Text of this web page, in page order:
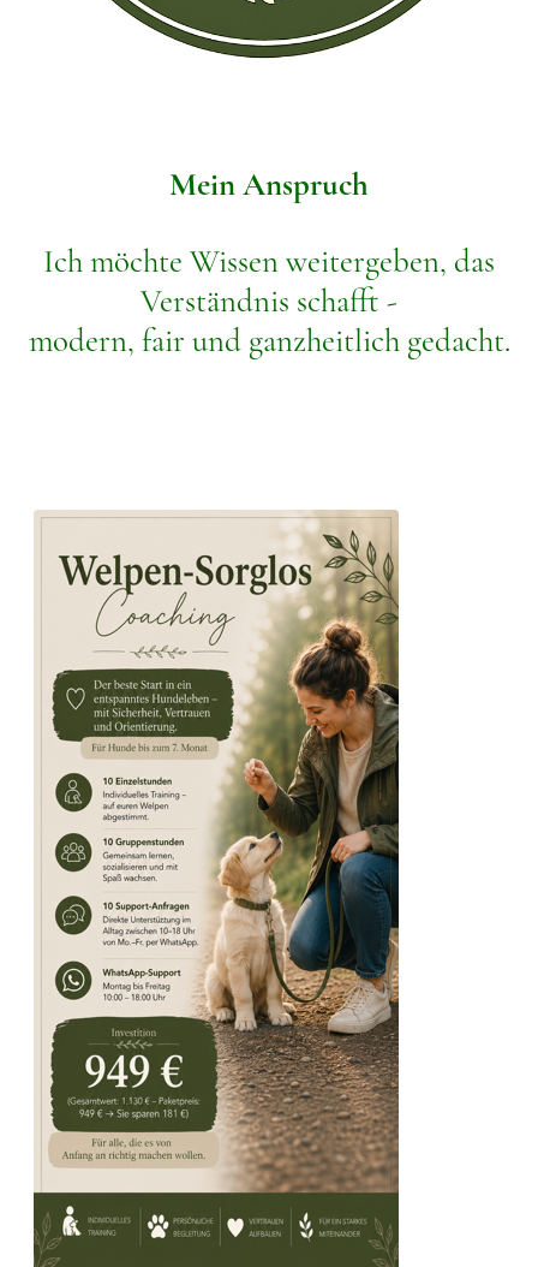
Mein Anspruch
Ich möchte Wissen weitergeben, das
Verständnis schafft -
modern, fair und ganzheitlich gedacht.